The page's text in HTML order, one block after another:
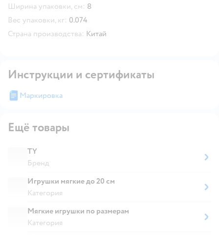
Ширина упаковки, см: 8
Вес упаковки, кг: 0.074
Страна производства: Китай
Инструкции и сертификаты
Маркировка
Ещё товары
TY
Бренд
Игрушки мягкие до 20 см
Категория
Мягкие игрушки по размерам
Категория